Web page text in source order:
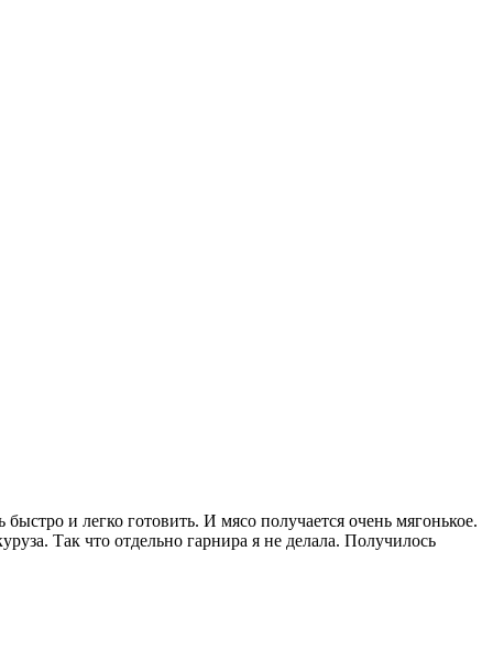
и легко готовить. И мясо получается очень мягонькое.
Так что отдельно гарнира я не делала. Получилось